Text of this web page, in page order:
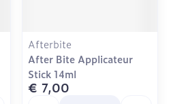
Afterbite
After Bite Applicateur
Stick 14ml
€ 7,00